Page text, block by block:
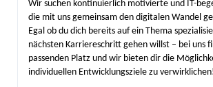
Wir suchen kontinuierlich motivierte und IT-
die mit uns gemeinsam den digitalen Wandel
Egal ob du dich bereits auf ein Thema
nächsten Karriereschritt gehen willst – bei uns
passenden Platz und wir bieten dir die
individuellen Entwicklungsziele zu verwirklichen!